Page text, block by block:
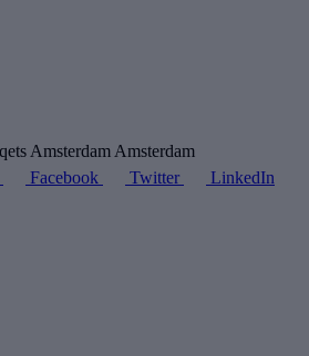
Amsterdam
Facebook Twitter LinkedIn